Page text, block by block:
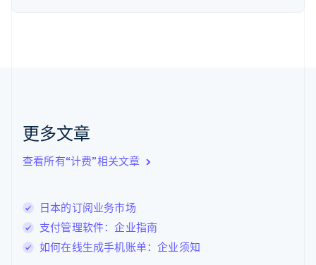
更多文章
查看所有“计费”相关文章
日本的订阅业务市场
支付管理软件：企业指南
如何在线生成手机账单：企业须知
English
English
卢森堡
罗马尼亚
English